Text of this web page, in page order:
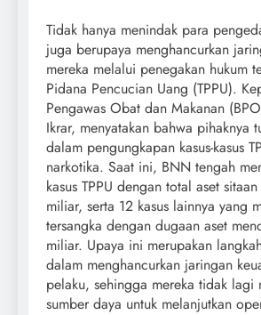
Tidak hanya menindak para
juga berupaya menghancurkan
mereka melalui penegakan hukum
Pidana Pencucian Uang (TPPU).
Pengawas Obat dan Makanan
Ikrar, menyatakan bahwa pihaknya
dalam pengungkapan kasus-kasus
narkotika. Saat ini, BNN tengah
kasus TPPU dengan total aset
miliar, serta 12 kasus lainnya yang
tersangka dengan dugaan aset
miliar. Upaya ini merupakan
dalam menghancurkan jaringan
pelaku, sehingga mereka tidak lagi
sumber daya untuk melanjutkan